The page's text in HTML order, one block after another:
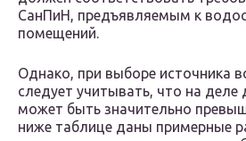
СанПиН, предъявляемым к
помещений.
Однако, при выборе источника
следует учитывать, что на деле
может быть значительно
ниже таблице даны примерные